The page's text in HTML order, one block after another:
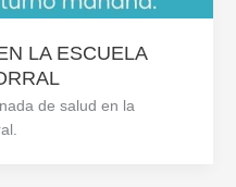
LA ESCUELA
de salud en la